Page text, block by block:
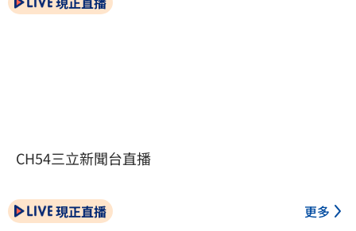
CH54三立新聞台直播
現正直播 更多